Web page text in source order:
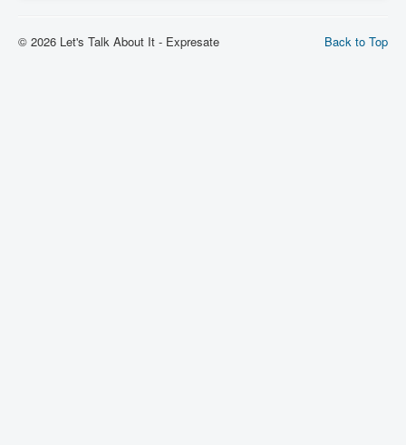
Back to Top
© 2026 Let's Talk About It - Expresate